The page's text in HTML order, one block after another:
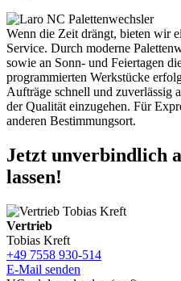
Wenn die Zeit drängt, bieten wir
Service. Durch moderne
sowie an Sonn- und Feiertagen
programmierten Werkstücke
Aufträge schnell und zuverlässig
der Qualität einzugehen. Für
anderen Bestimmungsort.
Jetzt unverbindlich
lassen!
Vertrieb
Tobias Kreft
+49 7558 930-514
E-Mail senden